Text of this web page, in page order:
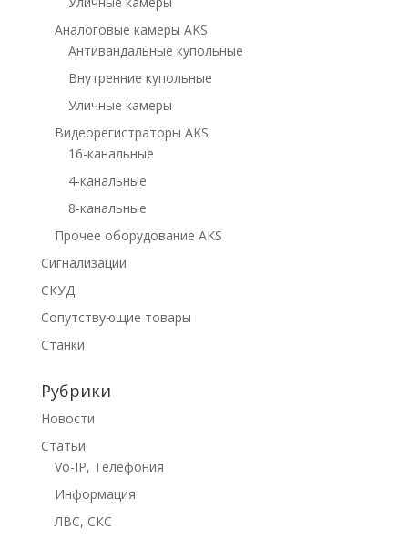
Аналоговые камеры AKS
Антивандальные купольные
Внутренние купольные
Уличные камеры
Видеорегистраторы AKS
16-канальные
4-канальные
8-канальные
Прочее оборудование AKS
Сигнализации
СКУД
Сопутствующие товары
Станки
Рубрики
Новости
Статьи
Vo-IP, Телефония
Информация
ЛВС, СКС